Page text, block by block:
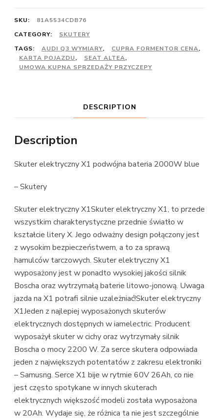
SKU:
81A5534CDB76
CATEGORY:
SKUTERY
TAGS:
AUDI Q3 WYMIARY, CUPRA FORMENTOR CENA,
KARTA POJAZDU, SEAT ALTEA,
UMOWA KUPNA SPRZEDAŻY PRZYCZEPY
DESCRIPTION
Description
Skuter elektryczny X1 podwójna bateria 2000W blue
– Skutery
Skuter elektryczny X1Skuter elektryczny X1, to przede
wszystkim charakterystyczne przednie światło w
kształcie litery X. Jego odważny design połączony jest
z wysokim bezpieczeństwem, a to za sprawą
hamulców tarczowych. Skuter elektryczny X1
wyposażony jest w ponadto wysokiej jakości silnik
Boscha oraz wytrzymałą baterie litowo-jonową. Uwaga
jazda na X1 potrafi silnie uzależniać!Skuter elektryczny
X1Jeden z najlepiej wyposażonych skuterów
elektrycznych dostępnych w iamelectric. Producent
wyposażył skuter w cichy oraz wytrzymały silnik
Boscha o mocy 2200 W. Za serce skutera odpowiada
jeden z największych potentatów z zakresu elektroniki
– Samusng. Serce X1 bije w rytmie 60V 26Ah, co nie
jest często spotykane w innych skuterach
elektrycznych większość modeli została wyposażona
w 20Ah. Wydaje się, że różnica ta nie jest szczególnie